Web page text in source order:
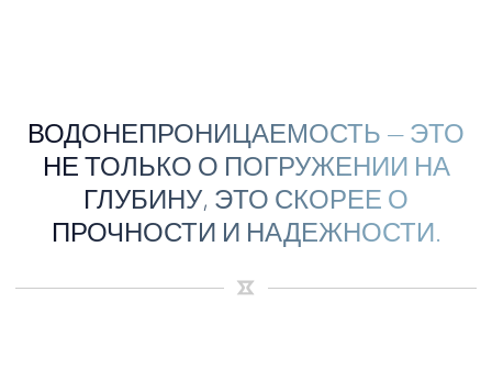
ВОДОНЕПРОНИЦАЕМОСТЬ — ЭТО
НЕ ТОЛЬКО О ПОГРУЖЕНИИ НА
ГЛУБИНУ, ЭТО СКОРЕЕ О
ПРОЧНОСТИ И НАДЕЖНОСТИ.